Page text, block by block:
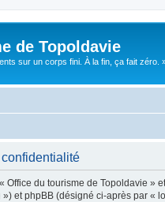
de Topoldavie
sur un corps fini. À la fin, ça fait zéro.
du tourisme de Topoldavie
et phpBB (désigné ci-après par